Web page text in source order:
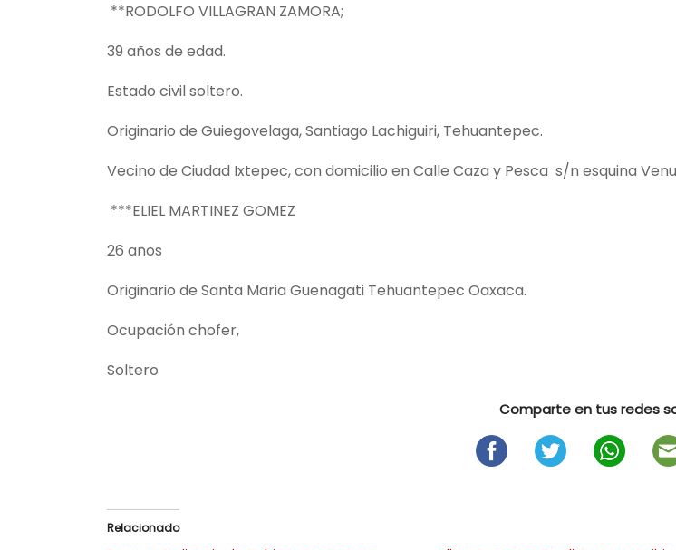
**RODOLFO VILLAGRAN ZAMORA;
39 años de edad.
Estado civil soltero.
Originario de Guiegovelaga, Santiago Lachiguiri, Tehuantepec.
Vecino de Ciudad Ixtepec, con domicilio en Calle Caza y Pesca s/n esquina
***ELIEL MARTINEZ GOMEZ
26 años
Originario de Santa Maria Guenagati Tehuantepec Oaxaca.
Ocupación chofer,
Soltero
Comparte en tus redes
Relacionado